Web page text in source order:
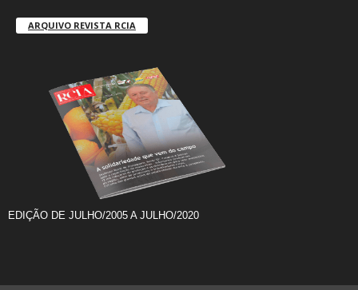
ARQUIVO REVISTA RCIA
EDIÇÃO DE JULHO/2005 A JULHO/2020